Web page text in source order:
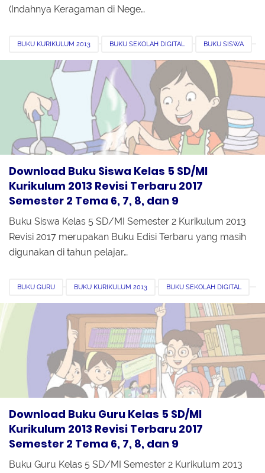
(Indahnya Keragaman di Nege…
BUKU KURIKULUM 2013 BUKU SEKOLAH DIGITAL BUKU SISWA
DOWNLOAD KELAS 5 KURIKULUM 2013 REVISI 2017
REVISI TERBARU SEMESTER 2
Download Buku Siswa Kelas 5 SD/MI
Kurikulum 2013 Revisi Terbaru 2017
Semester 2 Tema 6, 7, 8, dan 9
Buku Siswa Kelas 5 SD/MI Semester 2 Kurikulum 2013
Revisi 2017 merupakan Buku Edisi Terbaru yang masih
digunakan di tahun pelajar…
BUKU GURU BUKU KURIKULUM 2013 BUKU SEKOLAH DIGITAL
DOWNLOAD KELAS 5 PDF REVISI 2017
REVISI TERBARU SEMESTER 2
Download Buku Guru Kelas 5 SD/MI
Kurikulum 2013 Revisi Terbaru 2017
Semester 2 Tema 6, 7, 8, dan 9
Buku Guru Kelas 5 SD/MI Semester 2 Kurikulum 2013